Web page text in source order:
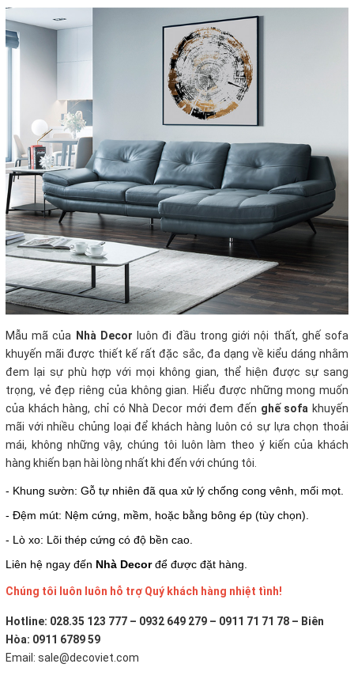
Mẫu mã của Nhà Decor luôn đi đầu trong giới nội thất, ghế sofa
khuyến mãi được thiết kế rất đặc sắc, đa dạng về kiểu dáng nhằm
đem lại sự phù hợp với mọi không gian, thể hiện được sự sang
trọng, vẻ đẹp riêng của không gian. Hiểu được những mong muốn
của khách hàng, chỉ có Nhà Decor mới đem đến ghế sofa khuyến
mãi với nhiều chủng loại để khách hàng luôn có sự lựa chọn thoải
mái, không những vậy, chúng tôi luôn làm theo ý kiến của khách
hàng khiến bạn hài lòng nhất khi đến với chúng tôi.
- Khung sườn: Gỗ tự nhiên đã qua xử lý chống cong vênh, mối mọt.
- Đệm mút: Nệm cứng, mềm, hoặc bằng bông ép (tùy chọn).
- Lò xo: Lõi thép cứng có độ bền cao.
Liên hệ ngay đến Nhà Decorđể được đặt hàng.
Chúng tôi luôn luôn hỗ trợ Quý khách hàng nhiệt tình!
Hotline: 028.35 123 777 – 0932 649 279 – 0911 71 71 78 – Biên
Hòa: 0911 6789 59
Email: sale@decoviet.com